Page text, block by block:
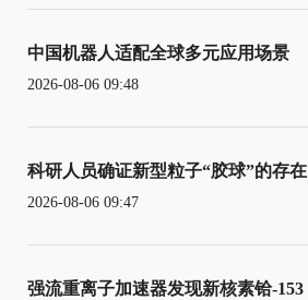
中国机器人适配全球多元应用场景
2026-08-06 09:48
科研人员确证新型粒子“胶球”的存在
2026-08-06 09:47
强流重离子加速器发现新核素铪-153